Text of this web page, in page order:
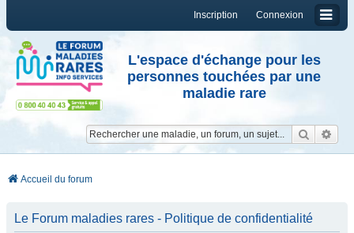
Connexion
Inscription
L'espace d'échange pour les
personnes touchées par une
maladie rare
Accueil du forum
Le Forum maladies rares - Politique de confidentialité